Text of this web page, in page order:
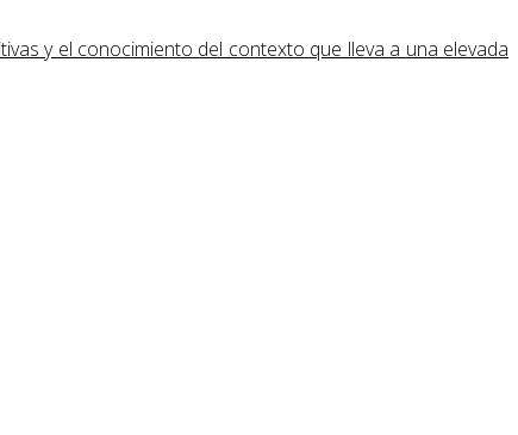
y el conocimiento del contexto que lleva a una elevada